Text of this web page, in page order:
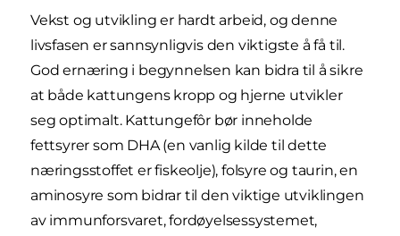
Vekst og utvikling er hardt arbeid, og denne
livsfasen er sannsynligvis den viktigste å få til.
God ernæring i begynnelsen kan bidra til å sikre
at både kattungens kropp og hjerne utvikler
seg optimalt. Kattungefôr bør inneholde
fettsyrer som DHA (en vanlig kilde til dette
næringsstoffet er fiskeolje), folsyre og taurin, en
aminosyre som bidrar til den viktige utviklingen
av immunforsvaret, fordøyelsessystemet,